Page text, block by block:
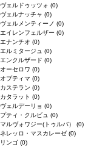
ヴェルドゥッツォ (0)
ヴェルナッチャ (0)
ヴェルメンティーノ (0)
エイレンフェルザー (0)
エナンチオ (0)
エルミタージュ (0)
エンクルザード (0)
オーセロワ (0)
オプティマ (0)
カステラン (0)
カタラット (0)
ヴェルデーリョ (0)
プティ・クルビュ (0)
マルヴォワジー(トゥルバ） (0)
ネレッロ・マスカレーゼ (0)
リンゴ (0)